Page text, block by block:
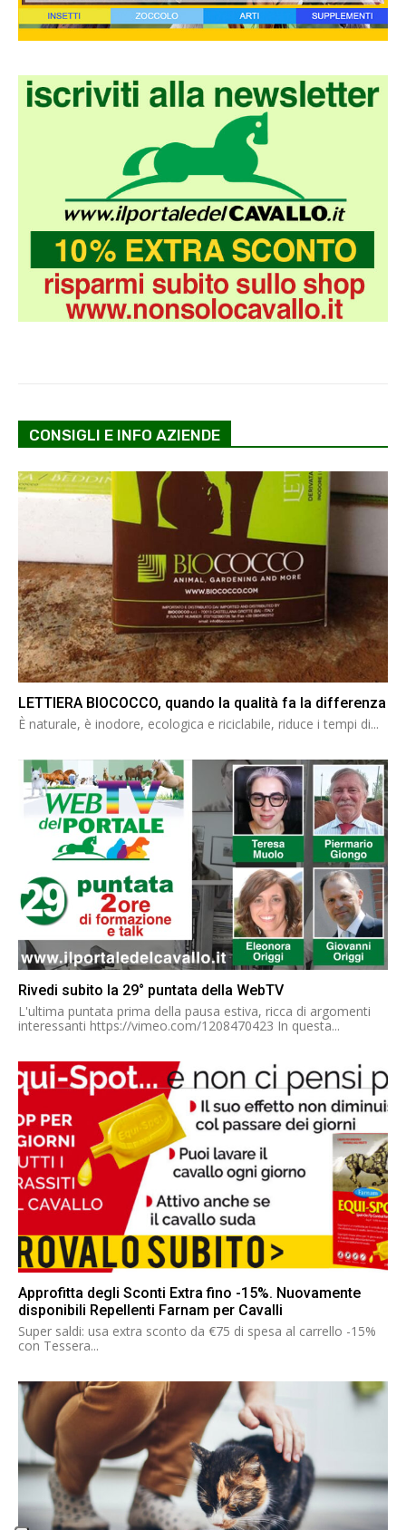
CONSIGLI E INFO AZIENDE
LETTIERA BIOCOCCO, quando la qualità fa la differenza
È naturale, è inodore, ecologica e riciclabile, riduce i tempi di...
Rivedi subito la 29° puntata della WebTV
L'ultima puntata prima della pausa estiva, ricca di argomenti
interessanti https://vimeo.com/1208470423 In questa...
Approfitta degli Sconti Extra fino -15%. Nuovamente
disponibili Repellenti Farnam per Cavalli
Super saldi: usa extra sconto da €75 di spesa al carrello -15%
con Tessera...